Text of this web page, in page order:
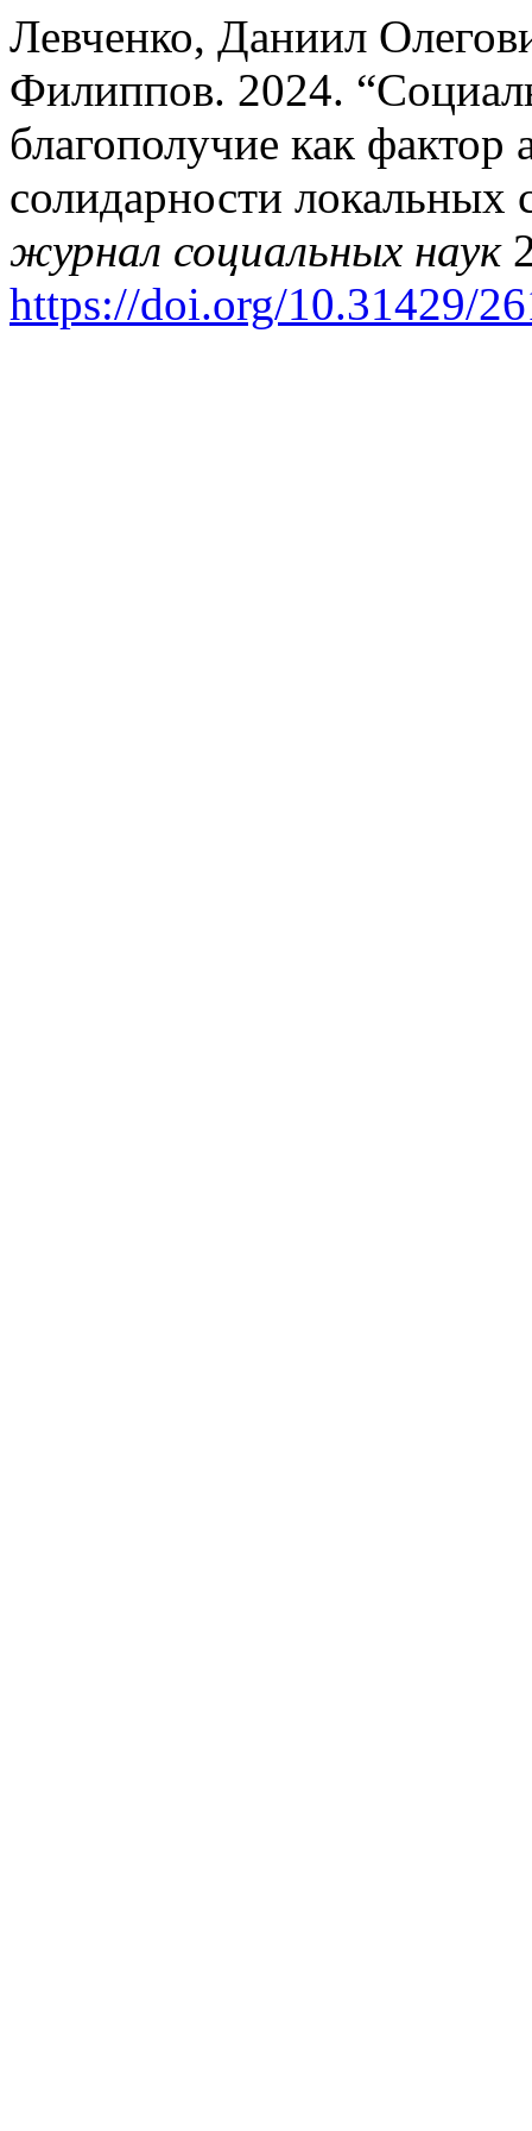
Левченко, Даниил
Филиппов. 2024.
благополучие как фактор
солидарности локальных
журнал социальных наук
https://doi.org/10.31429/